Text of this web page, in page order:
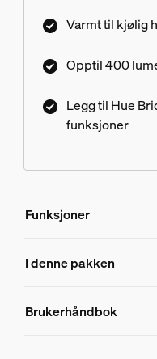
Varmt til kjølig
Opptil 400
Legg til Hue
funksjoner
Funksjoner
Funksjoner
8719514871663
I denne pakken
Brukerhåndbok